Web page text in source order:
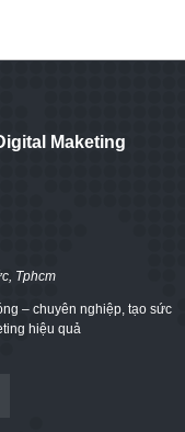
Maketing
Tphcm
– chuyên nghiệp, tạo sức
hiệu quả